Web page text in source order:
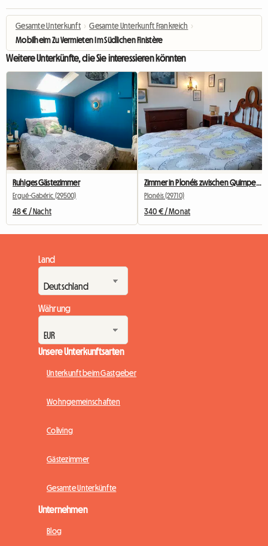
Gesamte Unterkunft › Gesamte Unterkunft Frankreich ›
Mobilheim Zu Vermieten Im Südlichen Finistère
Weitere Unterkünfte, die Sie interessieren könnten
Ruhiges Gästezimmer
Ergué-Gabéric (29500)
48 € / Nacht
Zimmer in Plonéis zwischen Quimper und Douarnenez
Plonéis (29710)
340 € / Monat
Land
Währung
Unsere Unterkunftsarten
Unterkunft beim Gastgeber
Wohngemeinschaften
Coliving
Gästezimmer
Gesamte Unterkünfte
Unternehmen
Blog